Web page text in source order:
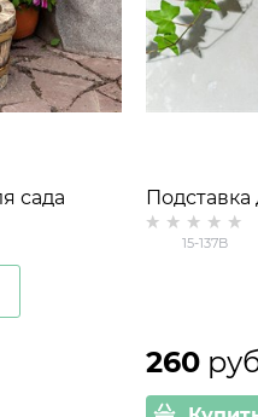
сада
Подставка
15-137B
260